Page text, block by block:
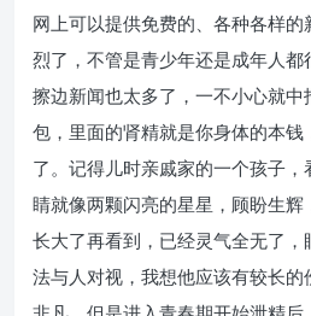
网上可以提供免费的、各种各样
烈了，不管是青少年还是成年人
擦边新闻也太多了，一不小心就
包，里面的肾精就是你身体的本
了。记得儿时亲戚家的一个孩子
睛就像两颗闪亮的星星，顾盼生
长大了再看到，已经灵气全无了
法与人对视，我想他应该有较长